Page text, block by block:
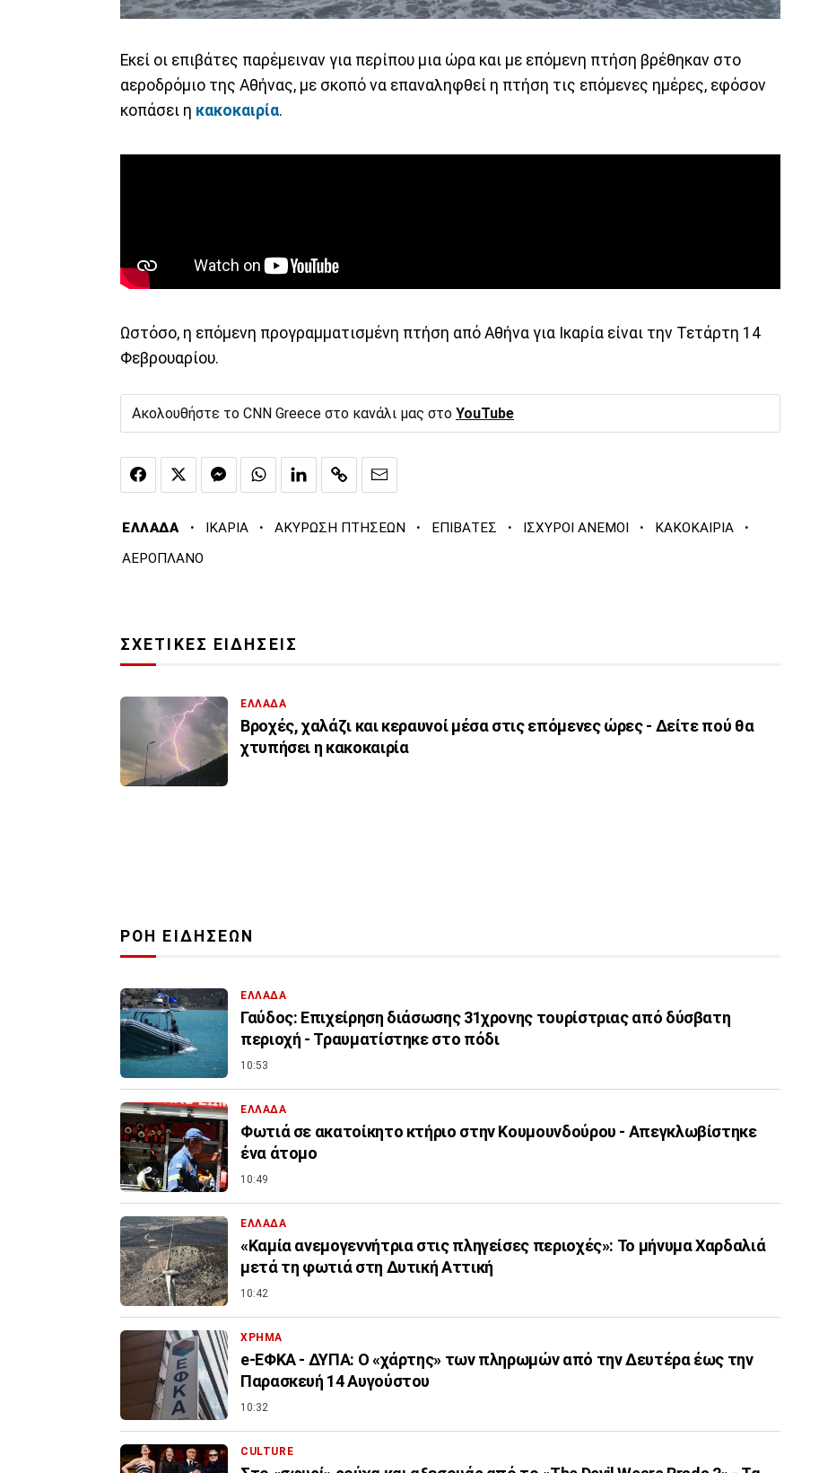
Εκεί οι επιβάτες παρέμειναν για περίπου μια ώρα και με επόμενη πτήση βρέθηκαν στο
αεροδρόμιο της Αθήνας, με σκοπό να επαναληφθεί η πτήση τις επόμενες ημέρες, εφόσον
κοπάσει η κακοκαιρία.
Ωστόσο, η επόμενη προγραμματισμένη πτήση από Αθήνα για Ικαρία είναι την Τετάρτη 14
Φεβρουαρίου.
Ακολουθήστε το CNN Greece στο κανάλι μας στο YouTube
ΕΛΛΑΔΑ · ΙΚΑΡΙΑ · ΑΚΥΡΩΣΗ ΠΤΗΣΕΩΝ · ΕΠΙΒΑΤΕΣ · ΙΣΧΥΡΟΙ ΑΝΕΜΟΙ · ΚΑΚΟΚΑΙΡΙΑ ·
ΑΕΡΟΠΛΑΝΟ
ΣΧΕΤΙΚΕΣ ΕΙΔΗΣΕΙΣ
ΕΛΛΑΔΑ
Βροχές, χαλάζι και κεραυνοί μέσα στις επόμενες ώρες - Δείτε πού θα
χτυπήσει η κακοκαιρία
ΡΟΗ ΕΙΔΗΣΕΩΝ
ΕΛΛΑΔΑ
Γαύδος: Επιχείρηση διάσωσης 31χρονης τουρίστριας από δύσβατη
περιοχή - Τραυματίστηκε στο πόδι
10:53
ΕΛΛΑΔΑ
Φωτιά σε ακατοίκητο κτήριο στην Κουμουνδούρου - Απεγκλωβίστηκε
ένα άτομο
10:49
ΕΛΛΑΔΑ
«Καμία ανεμογεννήτρια στις πληγείσες περιοχές»: Το μήνυμα Χαρδαλιά
μετά τη φωτιά στη Δυτική Αττική
10:42
ΧΡΗΜΑ
e-ΕΦΚΑ - ΔΥΠΑ: Ο «χάρτης» των πληρωμών από την Δευτέρα έως την
Παρασκευή 14 Αυγούστου
10:32
CULTURE